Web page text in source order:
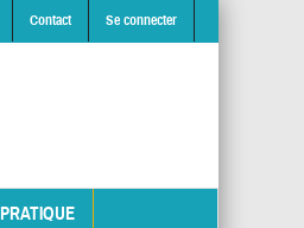
Contact Se connecter
PRATIQUE